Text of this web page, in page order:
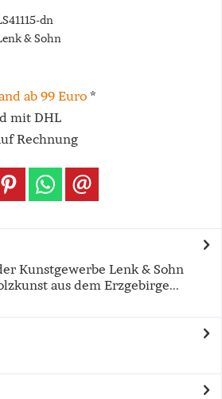
dn
& Sohn
ab 99 Euro*
mit DHL
Rechnung
Kunstgewerbe Lenk & Sohn
aus dem Erzgebirge...